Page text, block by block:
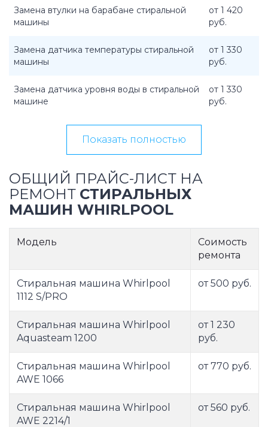
Замена втулки на барабане стиральной
машины
от 1 420
руб.
Замена датчика температуры стиральной
машины
от 1 330
руб.
Замена датчика уровня воды в стиральной
машине
от 1 330
руб.
Показать полностью
ОБЩИЙ ПРАЙС-ЛИСТ НА
РЕМОНТ СТИРАЛЬНЫХ
МАШИН WHIRLPOOL
Модель
Соимость
ремонта
Стиральная машина Whirlpool
1112 S/PRO
от 500 руб.
Стиральная машина Whirlpool
Aquasteam 1200
от 1 230
руб.
Стиральная машина Whirlpool
AWE 1066
от 770 руб.
Стиральная машина Whirlpool
AWE 2214/1
от 560 руб.